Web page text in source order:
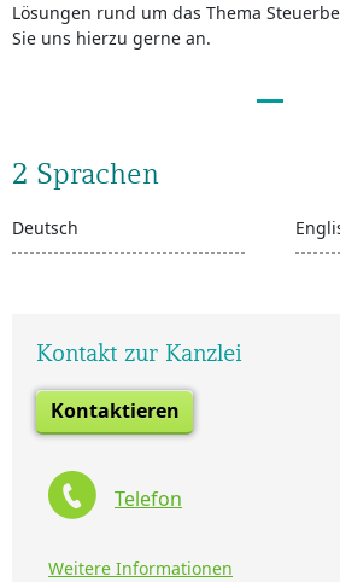
Lösungen rund um das Thema
Sie uns hierzu gerne an.
2 Sprachen
Deutsch
Kontakt zur Kanzlei
Kontaktieren
Telefon
Weitere Informationen